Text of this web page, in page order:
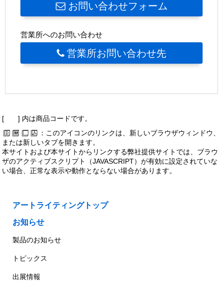
お問い合わせフォーム
営業所へのお問い合わせ
営業所お問い合わせ先
[ ] 内は商品コードです。
：このアイコンのリンクは、新しいブラウザウィンドウ、
または新しいタブを開きます。
本サイトおよび本サイトからリンクする弊社提供サイトでは、ブラウ
ザのアクティブスクリプト（JAVASCRIPT）が有効に設定されていな
い場合、正常な表示や動作とならない場合があります。
アートライティングトップ
お知らせ
製品のお知らせ
トピックス
出展情報